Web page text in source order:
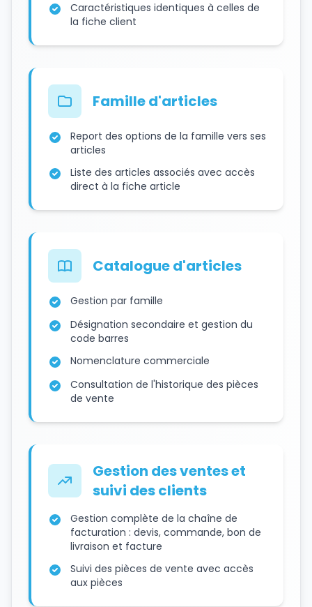
Caractéristiques identiques à celles de
la fiche client
Famille d'articles
Report des options de la famille vers ses
articles
Liste des articles associés avec accès
direct à la fiche article
Catalogue d'articles
Gestion par famille
Désignation secondaire et gestion du
code barres
Nomenclature commerciale
Consultation de l'historique des pièces
de vente
Gestion des ventes et
suivi des clients
Gestion complète de la chaîne de
facturation : devis, commande, bon de
livraison et facture
Suivi des pièces de vente avec accès
aux pièces